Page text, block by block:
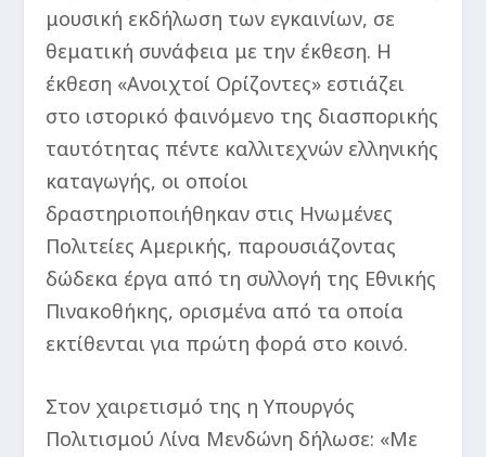
μουσική εκδήλωση των εγκαινίων, σε
θεματική συνάφεια με την έκθεση. Η
έκθεση «Ανοιχτοί Ορίζοντες» εστιάζει
στο ιστορικό φαινόμενο της διασπορικής
ταυτότητας πέντε καλλιτεχνών ελληνικής
καταγωγής, οι οποίοι
δραστηριοποιήθηκαν στις Ηνωμένες
Πολιτείες Αμερικής, παρουσιάζοντας
δώδεκα έργα από τη συλλογή της Εθνικής
Πινακοθήκης, ορισμένα από τα οποία
εκτίθενται για πρώτη φορά στο κοινό.
Στον χαιρετισμό της η Υπουργός
Πολιτισμού Λίνα Μενδώνη δήλωσε: «Με